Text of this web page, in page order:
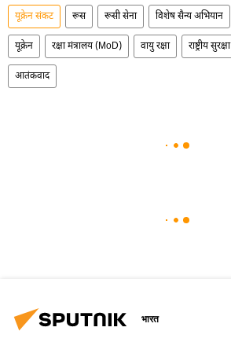
यूक्रेन संकट रूस रूसी सेना विशेष सैन्य अभियान
यूक्रेन रक्षा मंत्रालय (MoD) वायु रक्षा राष्ट्रीय सुरक्षा
आतंकवाद
भारत